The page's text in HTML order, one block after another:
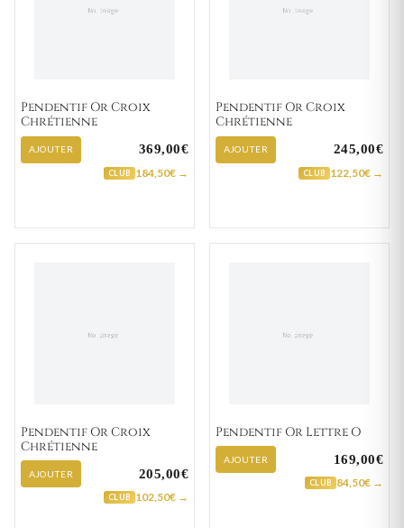
Pendentif Or Croix
Chrétienne
AJOUTER 369,00€
CLUB 184,50€ →
Pendentif Or Croix
Chrétienne
AJOUTER 245,00€
CLUB 122,50€ →
Pendentif Or Croix
Chrétienne
AJOUTER 205,00€
CLUB 102,50€ →
Pendentif Or Lettre O
AJOUTER 169,00€
CLUB 84,50€ →